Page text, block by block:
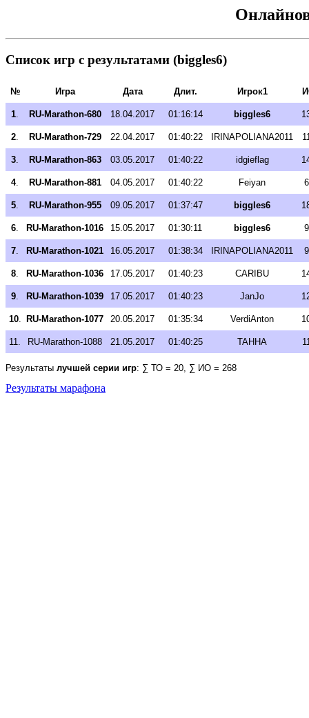
Список игр с результатами (biggles6)
№ Игра Дата Длит. Игрок1
1. RU-Marathon-680 18.04.2017 01:16:14 biggles6
2. RU-Marathon-729 22.04.2017 01:40:22 IRINAPOLIANA2011
3. RU-Marathon-863 03.05.2017 01:40:22 idgieflag
4. RU-Marathon-881 04.05.2017 01:40:22 Feiyan
5. RU-Marathon-955 09.05.2017 01:37:47 biggles6
6. RU-Marathon-1016 15.05.2017 01:30:11 biggles6
7. RU-Marathon-1021 16.05.2017 01:38:34 IRINAPOLIANA2011
8. RU-Marathon-1036 17.05.2017 01:40:23 CARIBU
9. RU-Marathon-1039 17.05.2017 01:40:23 JanJo
10. RU-Marathon-1077 20.05.2017 01:35:34 VerdiAnton
11. RU-Marathon-1088 21.05.2017 01:40:25 TAHHA
Результаты лучшей серии игр: ∑ ТО = 20, ∑ ИО = 268
Результаты марафона